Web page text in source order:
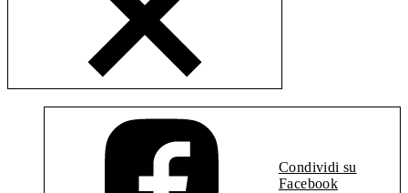
Condividi su
Facebook